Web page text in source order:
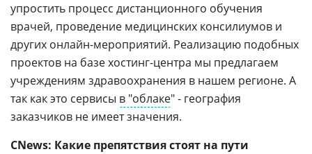
упростить процесс дистанционного обучения
врачей, проведение медицинских консилиумов и
других онлайн-мероприятий. Реализацию подобных
проектов на базе хостинг-центра мы предлагаем
учреждениям здравоохранения в нашем регионе. А
так как это сервисы в "облаке" - география
заказчиков не имеет значения.
CNews: Какие препятствия стоят на пути